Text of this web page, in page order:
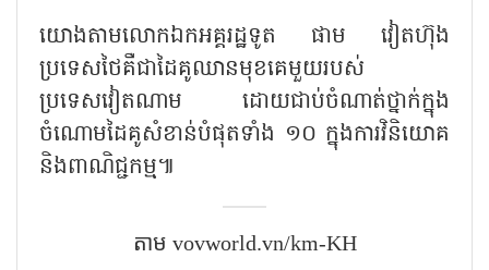
យោងតាមលោកឯកអគ្គរដ្ឋទូត ផាម វៀតហ៊ុង
ប្រទេសថៃគឺជាដៃគូឈានមុខគេមួយរបស់
ប្រទេសវៀតណាម ដោយជាប់ចំណាត់ថ្នាក់ក្នុង
ចំណោមដៃគូសំខាន់បំផុតទាំង ១០ ក្នុងការវិនិយោគ
និងពាណិជ្ជកម្ម៕
តាម vovworld.vn/km-KH